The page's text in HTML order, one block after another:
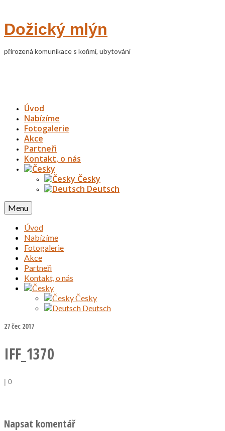
Dožický mlýn
přirozená komunikace s koňmi, ubytování
Úvod
Nabízíme
Fotogalerie
Akce
Partneři
Kontakt, o nás
Česky
Deutsch
Menu
Úvod
Nabízíme
Fotogalerie
Akce
Partneři
Kontakt, o nás
Česky
Deutsch
27čec 2017
IFF_1370
| 0
Napsat komentář